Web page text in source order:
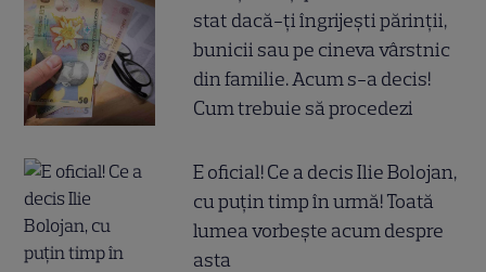
stat dacă-ți îngrijești părinții,
bunicii sau pe cineva vârstnic
din familie. Acum s-a decis!
Cum trebuie să procedezi
E oficial! Ce a decis Ilie Bolojan,
cu puțin timp în urmă! Toată
lumea vorbește acum despre
asta